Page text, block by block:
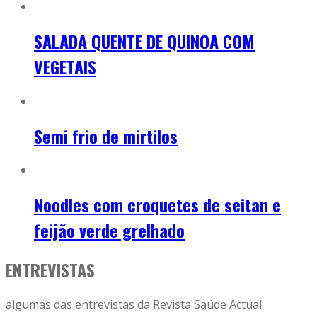
SALADA QUENTE DE QUINOA COM
VEGETAIS
Semi frio de mirtilos
Noodles com croquetes de seitan e
feijão verde grelhado
ENTREVISTAS
algumas das entrevistas da Revista Saúde Actual